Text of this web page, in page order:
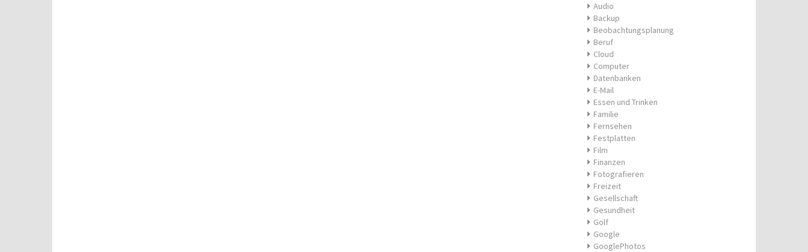
Audio
Backup
Beobachtungsplanung
Beruf
Cloud
Computer
Datenbanken
E-Mail
Essen und Trinken
Familie
Fernsehen
Festplatten
Film
Finanzen
Fotografieren
Freizeit
Gesellschaft
Gesundheit
Golf
Google
GooglePhotos